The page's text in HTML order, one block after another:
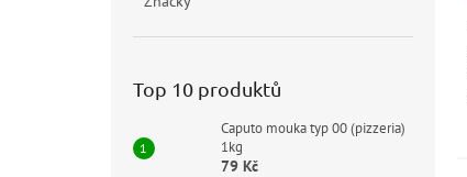
Top 10 produktů
Caputo mouka typ 00 (pizzeria)
1kg
79 Kč